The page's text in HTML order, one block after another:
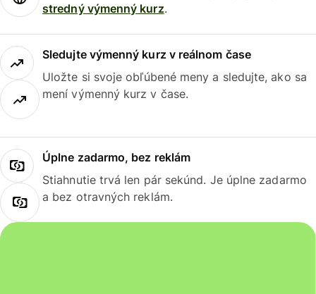
stredný výmenný kurz.
Sledujte výmenný kurz v reálnom čase
Uložte si svoje obľúbené meny a sledujte, ako sa
mení výmenný kurz v čase.
Úplne zadarmo, bez reklám
Stiahnutie trvá len pár sekúnd. Je úplne zadarmo
a bez otravných reklám.